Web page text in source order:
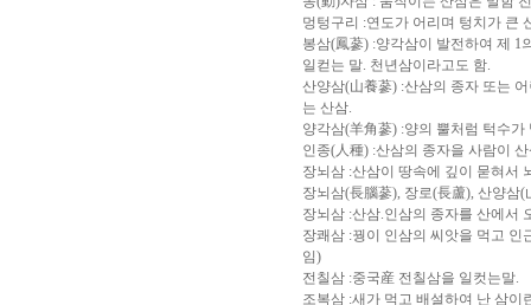
멍텅구리 :연도가 어리며 텅치가 큰
봉삼(鳳蔘) :양각삼이 발전하여 제 1
일컫는 말. 천년삼이라고도 함.
산양삼(山養蔘) :산삼의 종자 또는
는 산삼.
양각삼(羊角蔘) :양의 뿔처럼 턱수
인종(人種) :산삼의 종자을 사람이
장뇌삼 :산삼이 땅속에 깊이 묻혀서
장뇌삼(長腦蔘), 장로(長蘆), 산양삼
장뇌삼 :산삼.인삼의 종자를 산에서
장쾌삼 :꿩이 인삼의 씨앗을 먹고
임)
전칠삼 :중국産 전칠삼을 일컷는말.
조복삼 :새가 먹고 배설하여 난 삼이